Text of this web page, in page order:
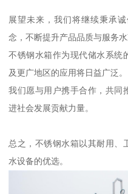
展望未来，我们将继续秉承
念，不断提升产品品质与服务水
不锈钢水箱作为现代储水系统
及更广地区的应用将日益广泛。
我们愿与用户携手合作，共同
进社会发展贡献力量。
总之，不锈钢水箱以其耐用、
水设备的优选。